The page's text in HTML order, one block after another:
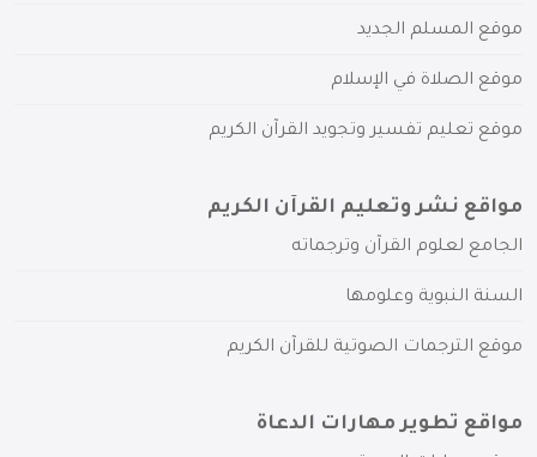
موقع المسلم الجديد
موقع الصلاة في الإسلام
موقع تعليم تفسير وتجويد القرآن الكريم
مواقع نشر وتعليم القرآن الكريم
الجامع لعلوم القرآن وترجماته
السنة النبوية وعلومها
موقع الترجمات الصوتية للقرآن الكريم
مواقع تطوير مهارات الدعاة